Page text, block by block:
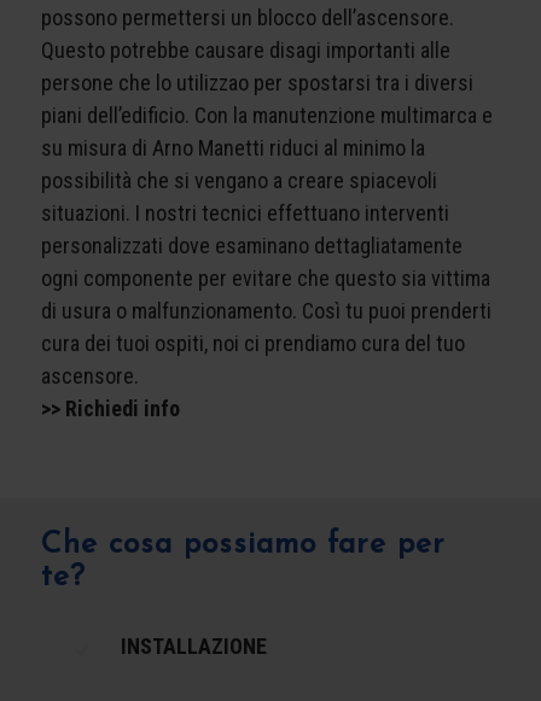
possono permettersi un blocco dell’ascensore.
Questo potrebbe causare disagi importanti alle
persone che lo utilizzao per spostarsi tra i diversi
piani dell’edificio. Con la manutenzione multimarca e
su misura di Arno Manetti riduci al minimo la
possibilità che si vengano a creare spiacevoli
situazioni. I nostri tecnici effettuano interventi
personalizzati dove esaminano dettagliatamente
ogni componente per evitare che questo sia vittima
di usura o malfunzionamento. Così tu puoi prenderti
cura dei tuoi ospiti, noi ci prendiamo cura del tuo
ascensore.
>> Richiedi info
Che cosa possiamo fare per
te?
INSTALLAZIONE